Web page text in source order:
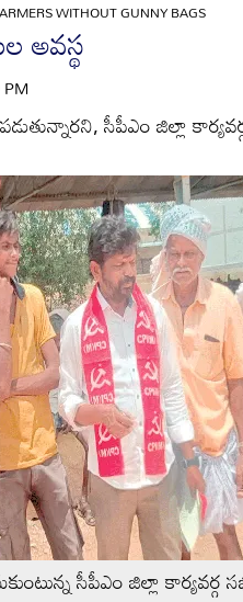
WITHOUT GUNNY BAGS
అవస్థ
సీపీఎం జిల్లా
సీపీఎం జిల్లా కార్యవర్గ